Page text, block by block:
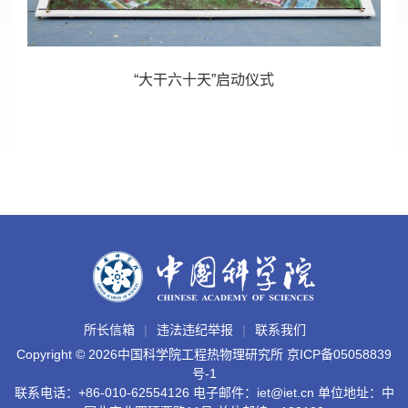
“大干六十天”启动仪式
所长信箱 违法违纪举报
联系我们
Copyright © 2026中国科学院工程热物理研究所 京ICP备05058839
号-1
联系电话：+86-010-62554126 电子邮件：iet@iet.cn 单位地址：中